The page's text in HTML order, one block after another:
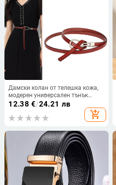
Дамски колан от телешка кожа,
модерен универсален тънък
колан от естествена кожа с тънка
декорация и вълнена рокля
12.38 €/24.21 лв
add_shopping_cart